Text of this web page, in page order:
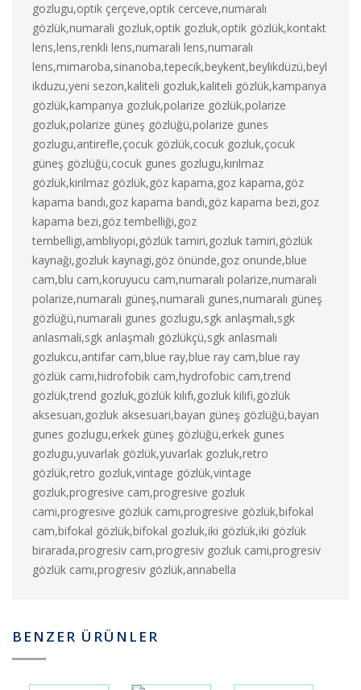
gozlugu,optik çerçeve,optik cerceve,numaralı
gözlük,numarali gozluk,optik gozluk,optik gözlük,kontakt
lens,lens,renkli lens,numarali lens,numaralı
lens,mimaroba,sinanoba,tepecik,beykent,beylikdüzü,beyl
ikduzu,yeni sezon,kaliteli gozluk,kaliteli gözlük,kampanya
gözlük,kampanya gozluk,polarize gözlük,polarize
gozluk,polarize güneş gözlüğü,polarize gunes
gozlugu,antirefle,çocuk gözlük,cocuk gozluk,çocuk
güneş gözlüğü,cocuk gunes gozlugu,kırılmaz
gözlük,kirilmaz gözlük,göz kapama,goz kapama,göz
kapama bandı,goz kapama bandi,göz kapama bezi,goz
kapama bezi,göz tembelliği,goz
tembelligi,ambliyopi,gözlük tamiri,gozluk tamiri,gözlük
kaynağı,gozluk kaynagi,göz önünde,goz onunde,blue
cam,blu cam,koruyucu cam,numaralı polarize,numarali
polarize,numaralı güneş,numarali gunes,numaralı güneş
gözlüğü,numarali gunes gozlugu,sgk anlaşmalı,sgk
anlasmali,sgk anlaşmalı gözlükçü,sgk anlasmali
gozlukcu,antifar cam,blue ray,blue ray cam,blue ray
gözlük camı,hidrofobik cam,hydrofobic cam,trend
gözlük,trend gozluk,gözlük kılıfı,gozluk kilifi,gözlük
aksesuarı,gozluk aksesuari,bayan güneş gözlüğü,bayan
gunes gozlugu,erkek güneş gözlüğü,erkek gunes
gozlugu,yuvarlak gözlük,yuvarlak gozluk,retro
gözlük,retro gozluk,vintage gözlük,vintage
gozluk,progresive cam,progresive gozluk
cami,progresive gözlük camı,progresive gözlük,bifokal
cam,bifokal gözlük,bifokal gozluk,iki gözlük,iki gözlük
birarada,progresiv cam,progresiv gozluk cami,progresiv
gözlük camı,progresiv gözlük,annabella
BENZER ÜRÜNLER